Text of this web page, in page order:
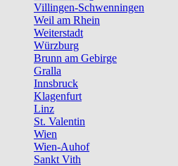
Villingen-Schwenningen
Weil am Rhein
Weiterstadt
Würzburg
Brunn am Gebirge
Gralla
Innsbruck
Klagenfurt
Linz
St. Valentin
Wien
Wien-Auhof
Sankt Vith